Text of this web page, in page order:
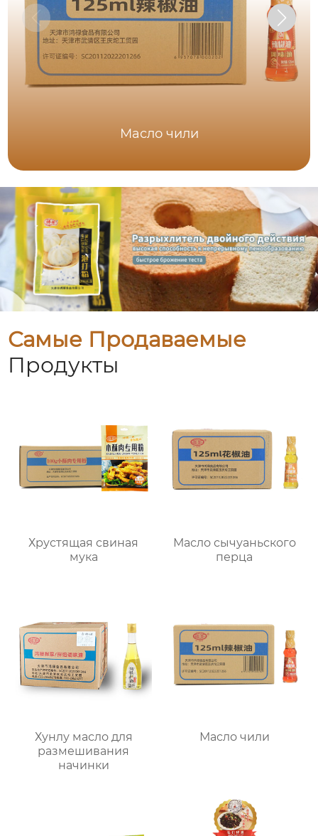
Масло чили
Самые Продаваемые
Продукты
Хрустящая свиная
мука
Масло сычуаньского
перца
Хунлу масло для
размешивания
начинки
Масло чили